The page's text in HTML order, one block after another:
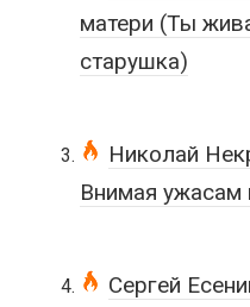
матери (Ты
старушка)
Николай
Внимая ужасам
Сергей